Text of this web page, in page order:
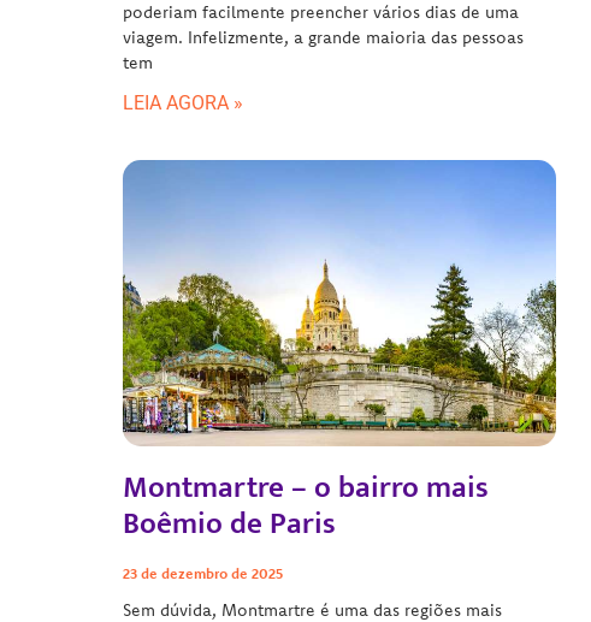
poderiam facilmente preencher vários dias de uma
viagem. Infelizmente, a grande maioria das pessoas
tem
LEIA AGORA »
Montmartre – o bairro mais
Boêmio de Paris
23 de dezembro de 2025
Sem dúvida, Montmartre é uma das regiões mais